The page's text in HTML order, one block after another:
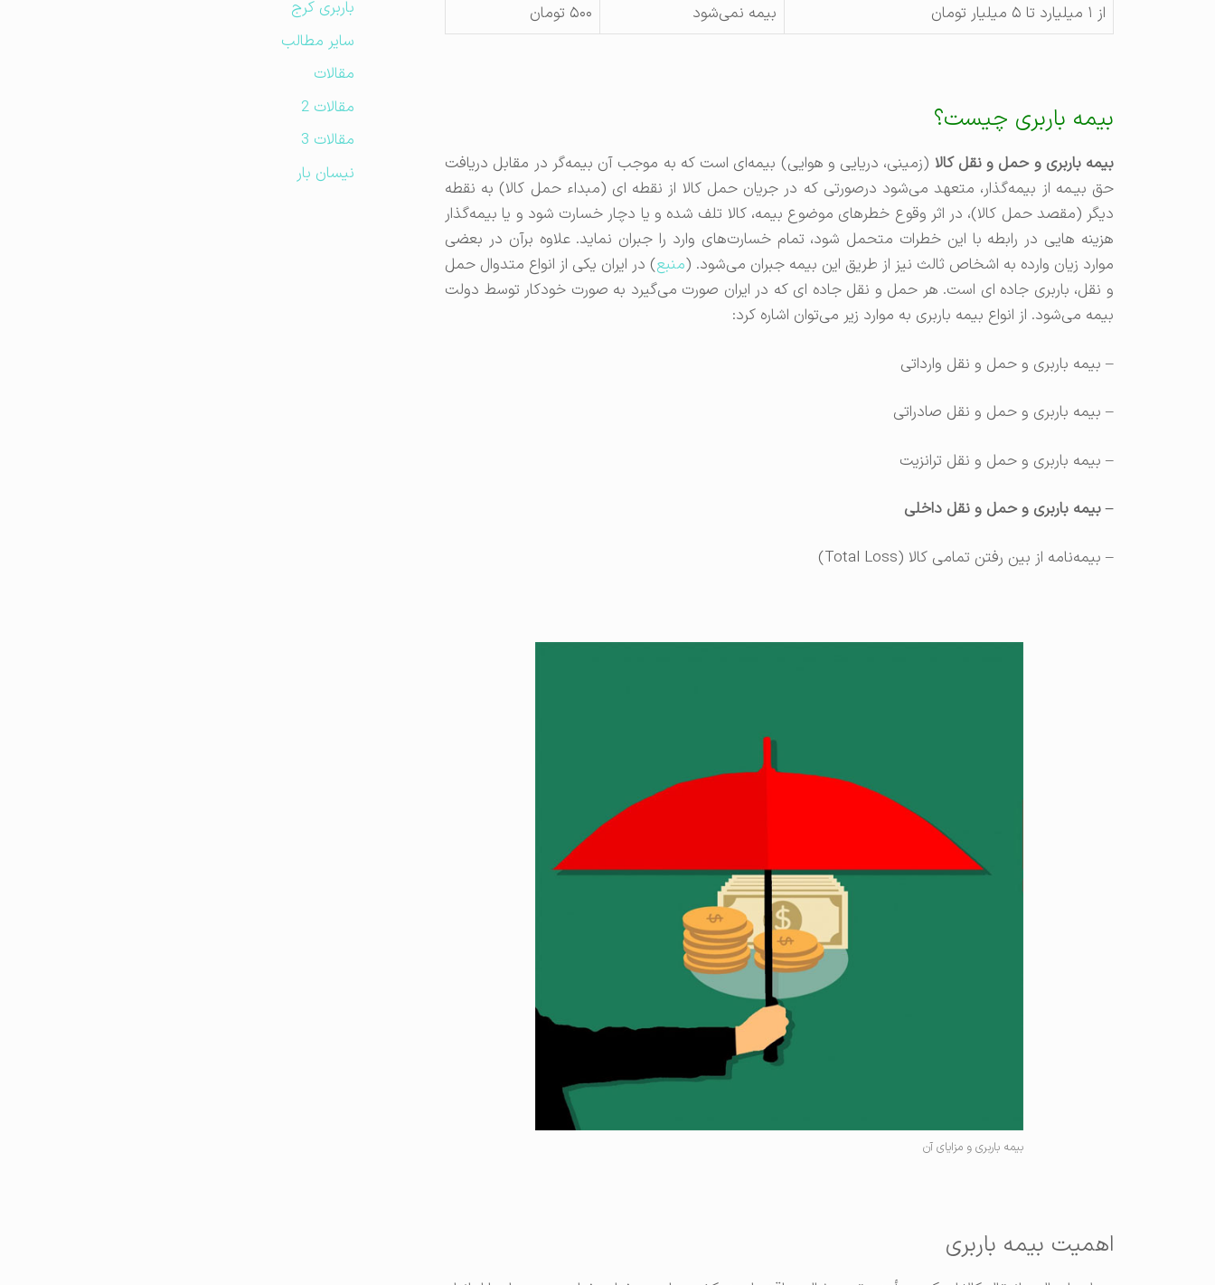
از ۱ میلیارد تا ۵ میلیار تومان
بیمه نمی‌شود ۵۰۰ تومان
بیمه باربری چیست؟
بیمه باربری و حمل و نقل کالا (زمینی، دریایی و هوایی) ‌بیمه‌ای‌ است‌ که‌ به موجب‌ آن‌ ‌بیمه‌گر در مقابل‌ دریافت
حق‌ بیـمه‌ ‌از ‌بیمه‌گذار، متعهد‌ می‌شود درصورتی که در جریان‌ حمل‌ کالا از نقطه ‌ای‌ (مبداء حمل‌ کالا) به‌ نقطه
دیگر (مقصد حمل‌ کالا)، در اثر وقوع‌ خطرهای‌ موضوع‌ بیمه‌، کالا تلف‌ شده‌ و یا دچار خسارت شود و یا ‌بیمه‌گذار
هزینه هایی در رابطه‌ با این‌ خطرات ‌متحمل‌ شود، تمام خسارت‌های وارد را جبران‌ نماید. علاوه‌ برآن‌ در بعضی‌
موارد زیان‌ وارده‌ به ‌اشخاص‌ ثالث‌ نیز از طریق‌ این‌ بیمه‌ جبران‌‌ می‌شود. (منبع) در ایران یکی از انواع متدوال حمل
و نقل، باربری جاده ای است. هر حمل و نقل جاده ای که در ایران صورت می‌گیرد به صورت خودکار توسط دولت
بیمه می‌شود. از انواع بیمه باربری به موارد زیر می‌توان اشاره کرد:
– بیمه باربری و حمل و نقل وارداتی
– بیمه باربری و حمل و نقل صادراتی
– بیمه باربری و حمل و نقل ترانزیت
–بیمه باربری و حمل و نقل داخلی
– بیمه‌نامه از بین‌ رفتن‌ تمامی‌ كالا (Total Loss)
بیمه باربری و مزایای آن
اهمیت بیمه باربری
باربری کرج
سایر مطالب
مقالات
مقالات 2
مقالات 3
نیسان بار